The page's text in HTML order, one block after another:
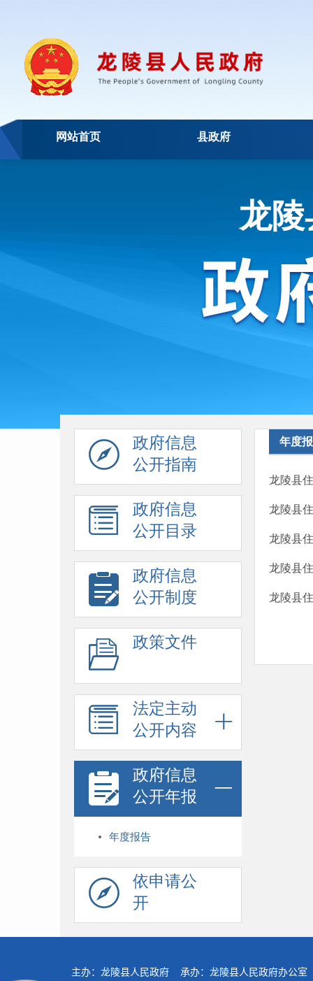
网站首页 县政府
龙
政府信息
公开指南
政府信息
公开目录
政府信息
公开制度
政策文件
法定主动
公开内容
政府信息
公开年报
年度报告
依申请公
开
年度
龙陵县
龙陵县
龙陵县
龙陵县
龙陵县